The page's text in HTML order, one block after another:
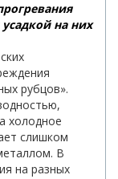
на них
рубцов».
холодное
слишком
В
на разных